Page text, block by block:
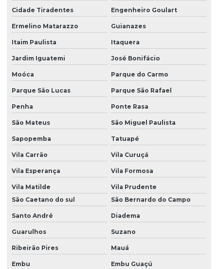
Cidade Tiradentes Engenheiro Goulart
Ermelino Matarazzo Guianazes
Itaim Paulista Itaquera
Jardim Iguatemi José Bonifácio
Moóca Parque do Carmo
Parque São Lucas Parque São Rafael
Penha Ponte Rasa
São Mateus São Miguel Paulista
Sapopemba Tatuapé
Vila Carrão Vila Curuçá
Vila Esperança Vila Formosa
Vila Matilde
Vila Prudente
São Caetano do sul
São Bernardo do Campo
Santo André Diadema
Guarulhos Suzano
Ribeirão Pires Mauá
Embu Embu Guaçú